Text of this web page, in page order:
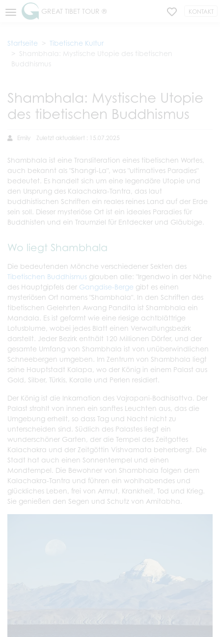
GREAT TIBET TOUR ® KONTAKT
Startseite
Tibetische Kultur
Shambhala: Mystische Utopie des tibetischen
Buddhismus
Shambhala: Mystische Utopie
des tibetischen Buddhismus
Emily Zuletzt aktualisiert : 15.07.2025
Shambhala ist eine Transliteration eines tibetischen Wortes,
auch bekannt als "Shangri-La", was "ultimatives Paradies"
bedeutet. Es handelt sich um eine legendäre Utopie und
den Ursprung des Kalachakra-Tantra, das laut
buddhistischen Schriften ein reales reines Land auf der Erde
sein soll. Dieser mysteriöse Ort ist ein ideales Paradies für
Buddhisten und ein Traumziel für Entdecker und Gläubige.
Wo liegt Shambhala
Die bedeutenden Mönche verschiedener Sekten des
Tibetischen Buddhismus glauben alle: "Irgendwo in der Nähe
des Hauptgipfels der Gangdise-Berge gibt es einen
mysteriösen Ort namens "Shambhala". In den Schriften des
tibetischen Gelehrten Awang Pandita ist Shambhala ein
Mandala. Es ist geformt wie eine riesige achtblättrige
Lotusblume, wobei jedes Blatt einen Verwaltungsbezirk
darstellt. Jeder Bezirk enthält 120 Millionen Dörfer, und der
gesamte Umfang von Shambhala ist von unüberwindlichen
Schneebergen umgeben. Im Zentrum von Shambhala liegt
seine Hauptstadt Kalapa, wo der König in einem Palast aus
Gold, Silber, Türkis, Koralle und Perlen residiert.
Der König ist die Inkarnation des Vajrapani-Bodhisattva. Der
Palast strahlt von innen ein sanftes Leuchten aus, das die
Umgebung erhellt, so dass Tag und Nacht nicht zu
unterscheiden sind. Südlich des Palastes liegt ein
wunderschöner Garten, der die Tempel des Zeitgottes
Kalachakra und der Zeitgöttin Vishvamata beherbergt. Die
Stadt hat auch einen Sonnentempel und einen
Mondtempel. Die Bewohner von Shambhala folgen dem
Kalachakra-Tantra und führen ein wohlhabendes und
glückliches Leben, frei von Armut, Krankheit, Tod und Krieg.
Sie genießen den Segen und Schutz von Amitabha.